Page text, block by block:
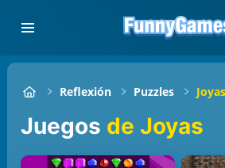
Reflexión Puzzles Joyas
Juegos de Joyas